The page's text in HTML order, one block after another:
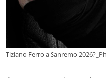
Tiziano Ferro a Sanremo